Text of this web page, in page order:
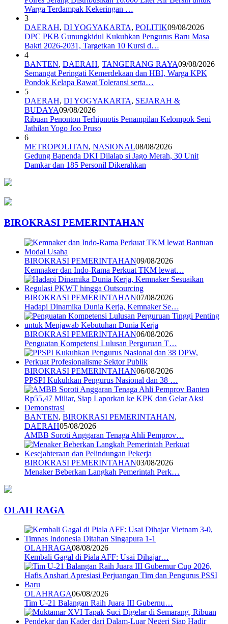
Warga Terdampak Kekeringan …
3
DAERAH, DI YOGYAKARTA, POLITIK09/08/2026
DPC PKB Gunungkidul Kukuhkan Pengurus Baru Masa
Bakti 2026-2031, Targetkan 10 Kursi d…
4
BANTEN, DAERAH, TANGERANG RAYA09/08/2026
Semangat Peringati Kemerdekaan dan HBI, Warga KPK
Pondok Kelapa Rawat Toleransi serta…
5
DAERAH, DI YOGYAKARTA, SEJARAH &
BUDAYA09/08/2026
Ribuan Penonton Terhipnotis Penampilan Kelompok Seni
Jathilan Yogo Joo Pruso
6
METROPOLITAN, NASIONAL08/08/2026
Gedung Bapenda DKI Dilalap si Jago Merah, 30 Unit
Damkar dan 185 Personil Dikerahkan
BIROKRASI PEMERINTAHAN
BIROKRASI PEMERINTAHAN09/08/2026
Kemnaker dan Indo-Rama Perkuat TKM lewat…
BIROKRASI PEMERINTAHAN07/08/2026
Hadapi Dinamika Dunia Kerja, Kemnaker Se…
BIROKRASI PEMERINTAHAN06/08/2026
Penguatan Kompetensi Lulusan Perguruan T…
BIROKRASI PEMERINTAHAN06/08/2026
PPSPI Kukuhkan Pengurus Nasional dan 38 …
BANTEN, BIROKRASI PEMERINTAHAN,
DAERAH05/08/2026
AMBB Soroti Anggaran Tenaga Ahli Pemprov…
BIROKRASI PEMERINTAHAN03/08/2026
Menaker Beberkan Langkah Pemerintah Perk…
OLAH RAGA
OLAHRAGA08/08/2026
Kembali Gagal di Piala AFF: Usai Dihajar…
OLAHRAGA06/08/2026
Tim U-21 Balangan Raih Juara III Gubernu…